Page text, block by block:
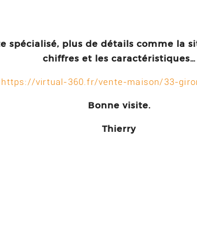
spécialisé, plus de détails comme la
chiffres et les caractéristiques…
https://virtual-360.fr/vente-maison/33-
Bonne visite.
Thierry